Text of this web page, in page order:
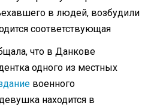
в людей, возбудили
соответствующая
что в Данкове
одного из местных
военного
находится в